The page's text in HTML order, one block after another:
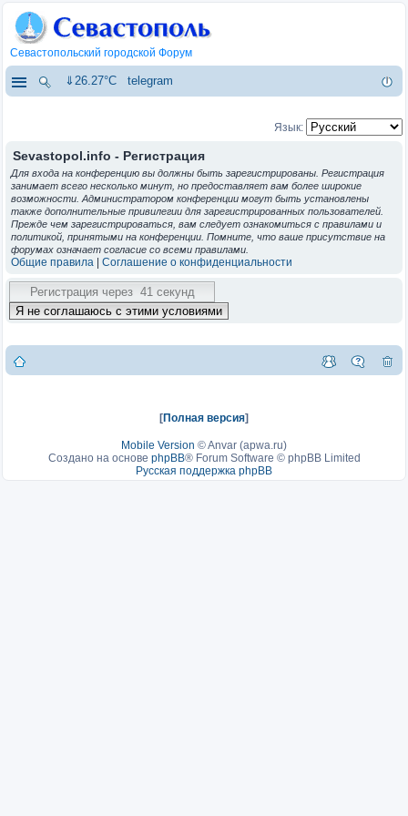
Севастопольский городской Форум
⇓26.27°C telegram
Язык:
Sevastopol.info - Регистрация
Для входа на конференцию вы должны быть зарегистрированы. Регистрация
занимает всего несколько минут, но предоставляет вам более широкие
возможности. Администратором конференции могут быть установлены
также дополнительные привилегии для зарегистрированных пользователей.
Прежде чем зарегистрироваться, вам следует ознакомиться с правилами и
политикой, принятыми на конференции. Помните, что ваше присутствие на
форумах означает согласие со всеми правилами.
Общие правила Соглашение о конфиденциальности
[Полная версия]
Mobile Version ©Anvar (apwa.ru)
Создано на основе phpBB® Forum Software © phpBB Limited
Русская поддержка phpBB